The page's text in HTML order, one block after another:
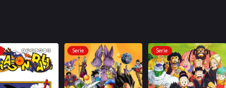
Serie Serie